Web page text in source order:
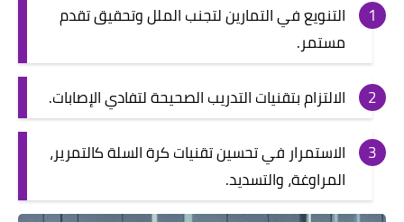
التنويع في التمارين لتجنب الملل وتحقيق تقدم
مستمر.
الالتزام بتقنيات التدريب الصحيحة لتفادي الإصابات.
الاستمرار في تحسين تقنيات كرة السلة كالتمرير،
المراوغة، والتسديد.